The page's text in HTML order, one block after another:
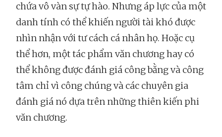
chứa vô vàn sự tự hào. Nhưng áp lực của một
danh tính có thể khiến người tài khó được
nhìn nhận với tư cách cá nhân họ. Hoặc cụ
thể hơn, một tác phẩm văn chương hay có
thể không được đánh giá công bằng và công
tâm chỉ vì công chúng và các chuyên gia
đánh giá nó dựa trên những thiên kiến phi
văn chương.